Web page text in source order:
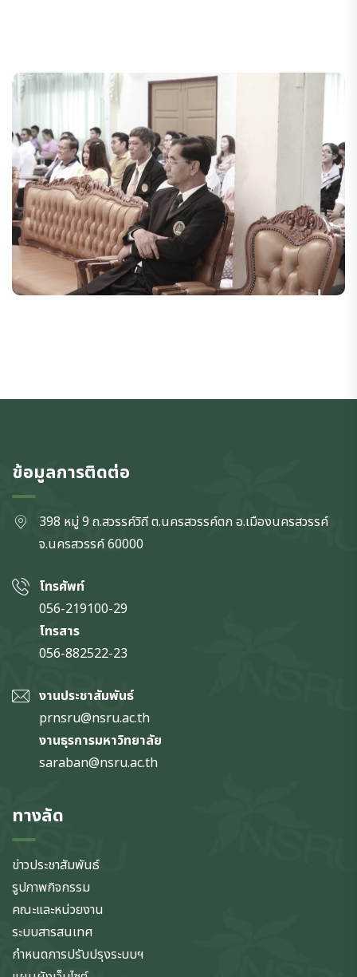
ข้อมูลการติดต่อ
398 หมู่ 9 ถ.สวรรค์วิถี ต.นครสวรรค์ตก อ.เมืองนครสวรรค์
จ.นครสวรรค์60000
โทรศัพท์
056-219100-29
โทรสาร
056-882522-23
งานประชาสัมพันธ์
prnsru@nsru.ac.th
งานธุรการมหาวิทยาลัย
saraban@nsru.ac.th
ทางลัด
ข่าวประชาสัมพันธ์
รูปภาพกิจกรรม
คณะและหน่วยงาน
ระบบสารสนเทศ
กำหนดการปรับปรุงระบบฯ